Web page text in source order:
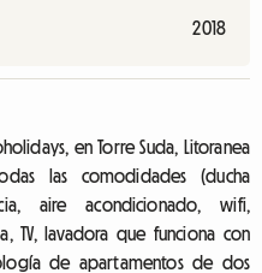
2018
en Torre Suda, Litoranea
las comodidades (ducha
aire acondicionado, wifi,
TV, lavadora que funciona con
de apartamentos de dos